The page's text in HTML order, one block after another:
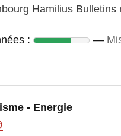
Hamilius Bulletins
: :
- Energie